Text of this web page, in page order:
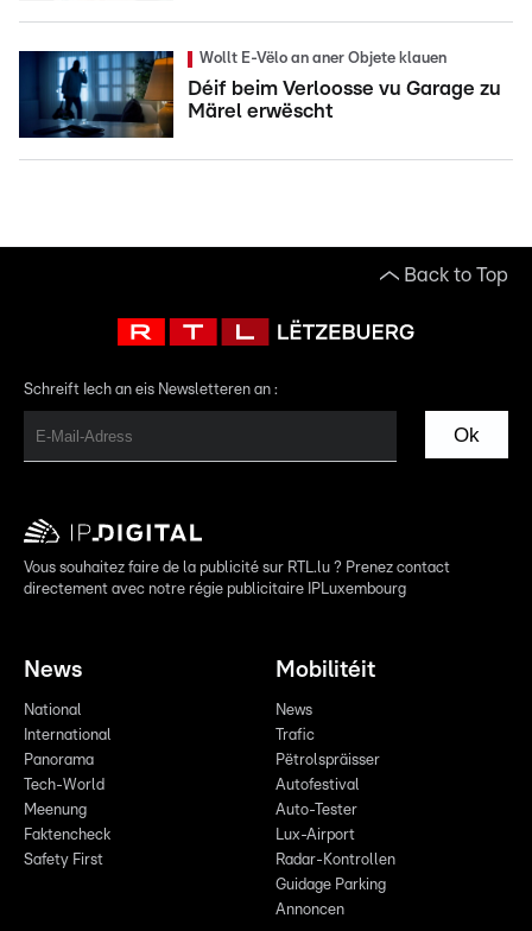
Wollt E-Vëlo an aner Objete klauen
Déif beim Verloosse vu Garage zu
Märel erwëscht
Back to Top
Schreift Iech an eis Newsletteren an :
Ok
Vous souhaitez faire de la publicité sur RTL.lu ? Prenez contact
directement avec notre régie publicitaire IPLuxembourg
News
National
International
Panorama
Tech-World
Meenung
Faktencheck
Safety First
Mobilitéit
News
Trafic
Pëtrolspräisser
Autofestival
Auto-Tester
Lux-Airport
Radar-Kontrollen
Guidage Parking
Annoncen